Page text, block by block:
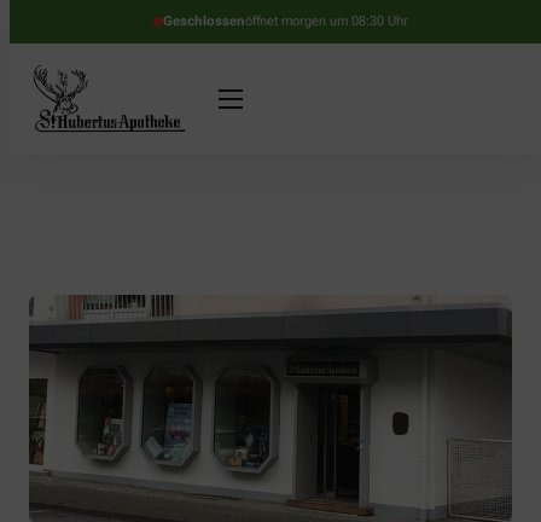
Geschlossenöffnet morgen um 08:30 Uhr